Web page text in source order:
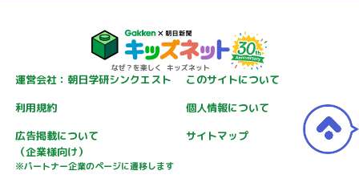
運営会社：朝日学研シンクエスト
このサイトについて
利用規約
個人情報について
広告掲載について
（企業様向け）
※パートナー企業のページに遷移します
サイトマップ